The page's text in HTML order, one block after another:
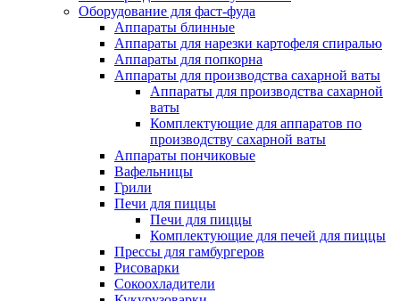
Оборудование для фаст-фуда
Аппараты блинные
Аппараты для нарезки картофеля спиралью
Аппараты для попкорна
Аппараты для производства сахарной ваты
Аппараты для производства сахарной
ваты
Комплектующие для аппаратов по
производству сахарной ваты
Аппараты пончиковые
Вафельницы
Грили
Печи для пиццы
Печи для пиццы
Комплектующие для печей для пиццы
Прессы для гамбургеров
Рисоварки
Сокоохладители